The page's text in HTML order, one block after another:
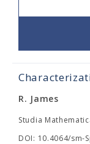
R. James
Studia
DOI: 10.4064/sm-